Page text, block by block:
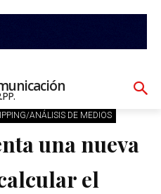
ANÁLISIS DE MEDIOS
una nueva
el